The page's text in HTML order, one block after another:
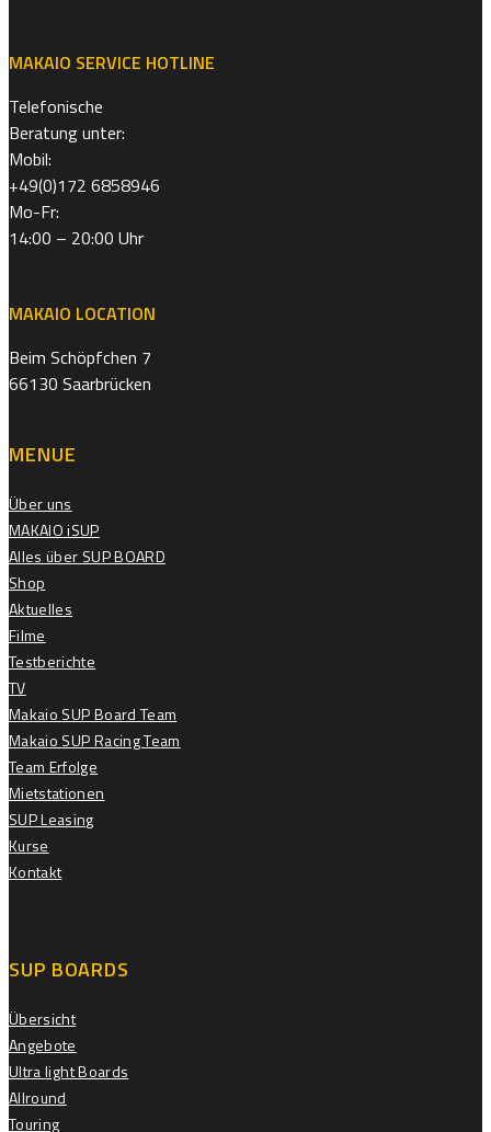
MAKAIO SERVICE HOTLINE
Telefonische
Beratung unter:
Mobil:
+49(0)172 6858946
Mo-Fr:
14:00 – 20:00 Uhr
MAKAIO LOCATION
Beim Schöpfchen 7
66130 Saarbrücken
MENUE
Über uns
MAKAIO iSUP
Alles über SUP BOARD
Shop
Aktuelles
Filme
Testberichte
TV
Makaio SUP Board Team
Makaio SUP Racing Team
Team Erfolge
Mietstationen
SUP Leasing
Kurse
Kontakt
SUP BOARDS
Übersicht
Angebote
Ultra light Boards
Allround
Touring